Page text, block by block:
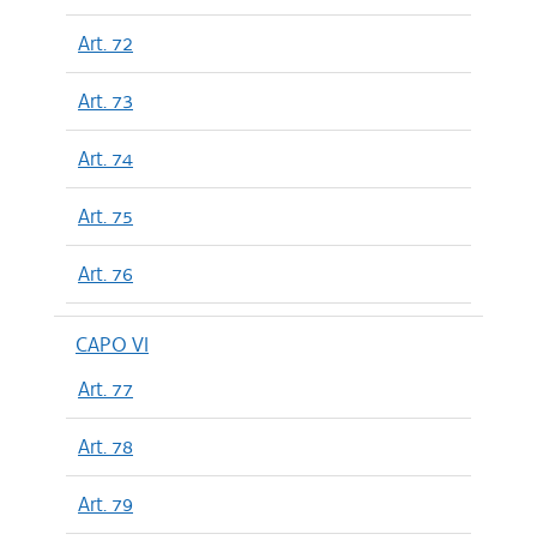
Art. 72
Art. 73
Art. 74
Art. 75
Art. 76
CAPO VI
Art. 77
Art. 78
Art. 79